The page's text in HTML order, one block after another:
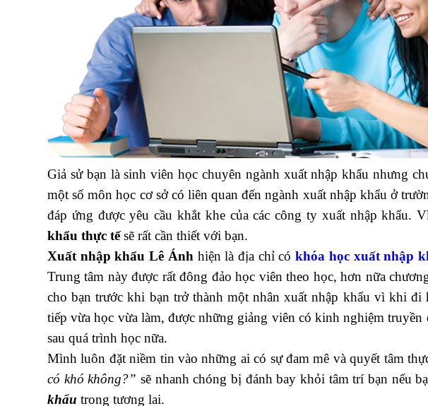
Giả sử bạn là sinh viên học chuyên ngành xuất nhập khẩu nhưng
một số môn học cơ sở có liên quan đến ngành xuất nhập khẩu ở
đáp ứng được yêu cầu khắt khe của các công ty xuất nhập khẩu.
khẩu thực tếsẽ rất cần thiết với bạn.
Xuất nhập khẩu Lê Ánh hiện là địa chỉ cókhóa học xuất nhập
Trung tâm này được rất đông đảo học viên theo học, hơn nữa
cho bạn trước khi bạn trở thành một nhân xuất nhập khẩu vì khi đi
tiếp vừa học vừa làm, được những giảng viên có kinh nghiệm
sau quá trình học nữa.
Mình luôn đặt niềm tin vào những ai có sự đam mê và quyết tâm
có khó không?” sẽ nhanh chóng bị đánh bay khỏi tâm trí bạn nếu
khẩu trong tương lai.